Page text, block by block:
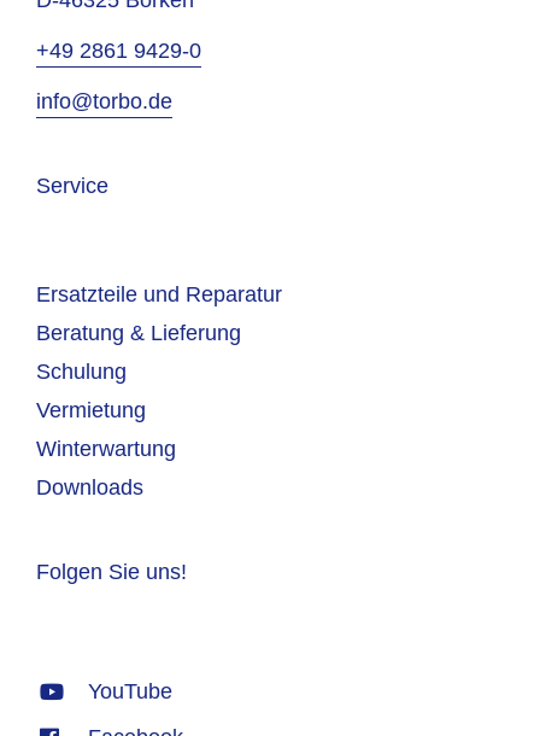
+49 2861 9429-0
info@torbo.de
Service
Ersatzteile und Reparatur
Beratung & Lieferung
Schulung
Vermietung
Winterwartung
Downloads
Folgen Sie uns!
YouTube